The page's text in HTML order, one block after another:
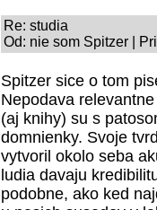
Re: studia
Od: nie som Spitzer |
Spitzer sice o tom
Nepodava
(aj knihy) su s
domnienky. Svoje
vytvoril okolo seba
ludia davaju
podobne, ako ked